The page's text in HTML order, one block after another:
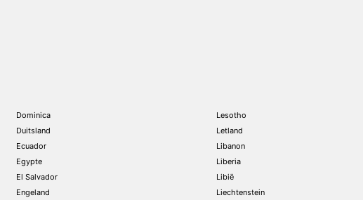
Dominica
Duitsland
Ecuador
Egypte
El Salvador
Engeland
Lesotho
Letland
Libanon
Liberia
Libië
Liechtenstein